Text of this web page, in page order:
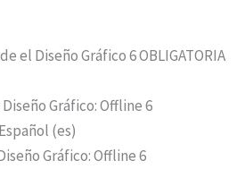
el Diseño Gráfico 6 OBLIGATORIA
Gráfico: Offline 6
(es)
Gráfico: Offline 6